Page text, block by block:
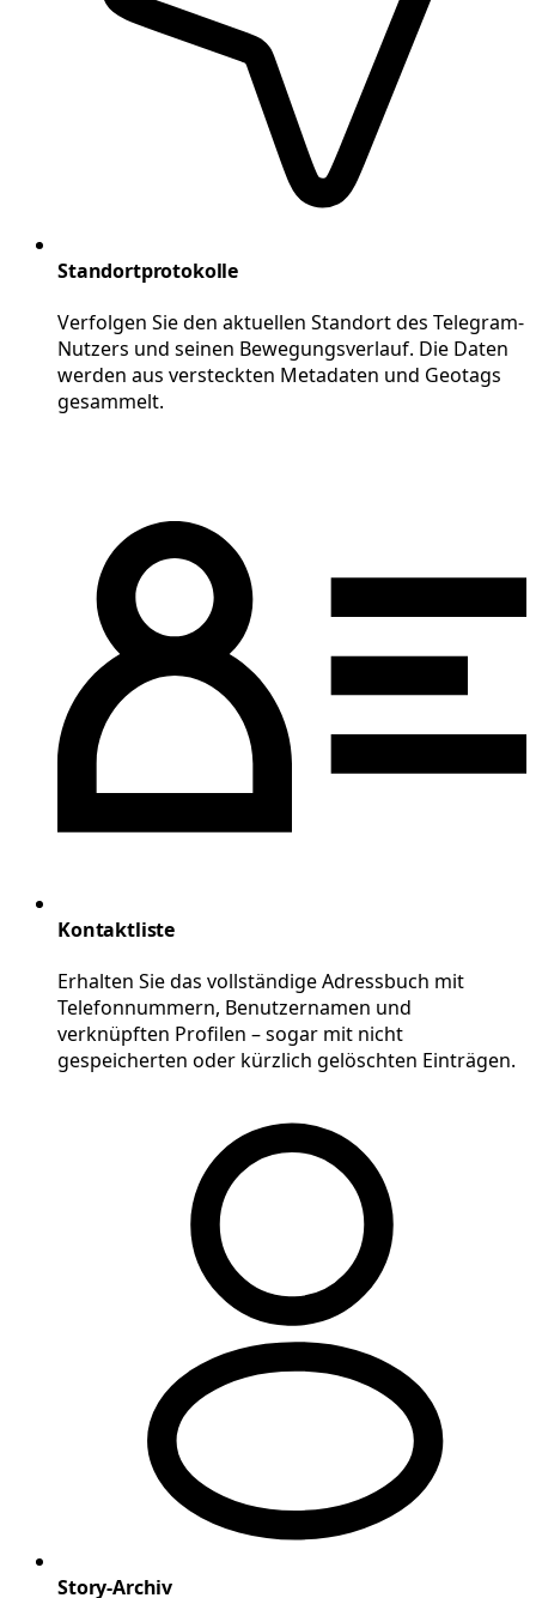
Standortprotokolle
Verfolgen Sie den aktuellen Standort des Telegram-
Nutzers und seinen Bewegungsverlauf. Die Daten
werden aus versteckten Metadaten und Geotags
gesammelt.
Kontaktliste
Erhalten Sie das vollständige Adressbuch mit
Telefonnummern, Benutzernamen und
verknüpften Profilen – sogar mit nicht
gespeicherten oder kürzlich gelöschten Einträgen.
Story-Archiv